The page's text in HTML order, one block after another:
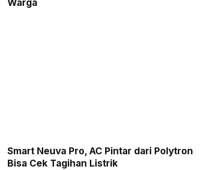
Warga
Smart Neuva Pro, AC Pintar dari Polytron
Bisa Cek Tagihan Listrik